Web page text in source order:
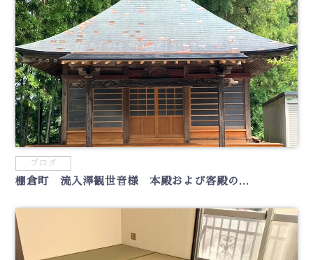
ブログ
棚倉町 流入澤観世音様 本殿および客殿の...